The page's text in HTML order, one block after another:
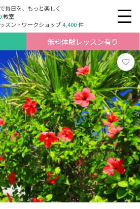
毎日を、もっと楽しく
教室
スン・ワークショップ4,400件
無料体験レッスン有り